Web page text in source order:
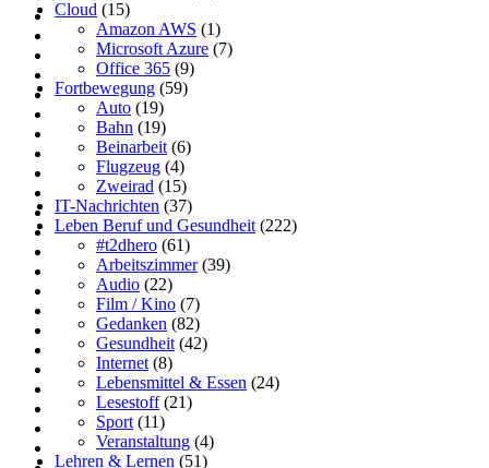
Cloud (15)
Amazon AWS (1)
Microsoft Azure (7)
Office 365 (9)
Fortbewegung (59)
Auto (19)
Bahn (19)
Beinarbeit (6)
Flugzeug (4)
Zweirad (15)
IT-Nachrichten (37)
Leben Beruf und Gesundheit (222)
#t2dhero (61)
Arbeitszimmer(39)
Audio (22)
Film / Kino (7)
Gedanken (82)
Gesundheit (42)
Internet (8)
Lebensmittel & Essen (24)
Lesestoff(21)
Sport (11)
Veranstaltung (4)
Lehren & Lernen (51)